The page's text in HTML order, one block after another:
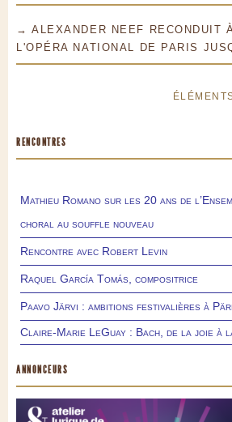
→ ALEXANDER NEEF RECONDUIT
L'OPÉRA NATIONAL DE PARIS
RENCONTRES
Mathieu Romano sur les 20 ans de
choral au souffle nouveau
Rencontre avec Robert Levin
Raquel García Tomás, compositrice
Paavo Järvi : ambitions festivalières à
Claire-Marie LeGuay : Bach, de la joie à
ANNONCEURS